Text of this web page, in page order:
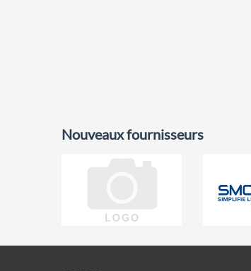
Nouveaux fournisseurs